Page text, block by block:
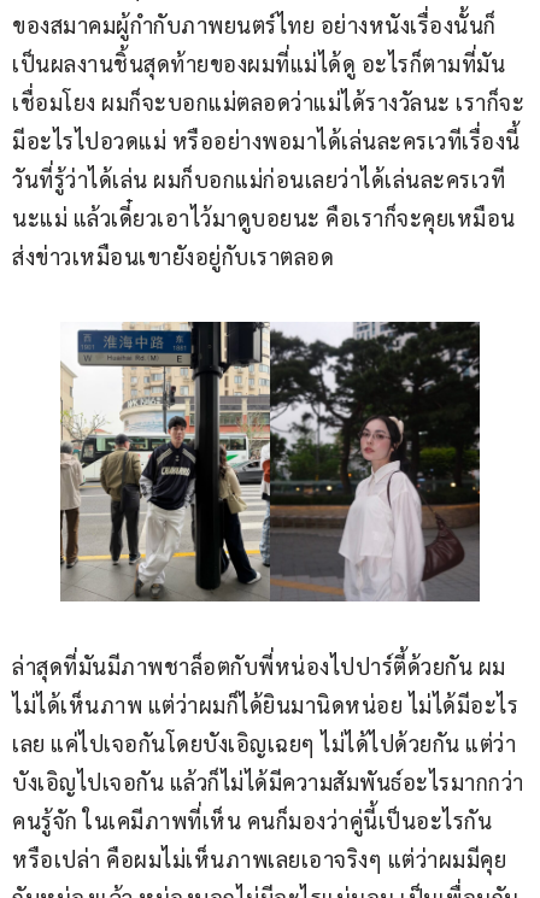
ของสมาคมผู้กำกับภาพยนตร์ไทย อย่างหนังเรื่องนั้นก็
เป็นผลงานชิ้นสุดท้ายของผมที่แม่ได้ดู อะไรก็ตามที่มัน
เชื่อมโยง ผมก็จะบอกแม่ตลอดว่าแม่ได้รางวัลนะ เราก็จะ
มีอะไรไปอวดแม่ หรืออย่างพอมาได้เล่นละครเวทีเรื่องนี้
วันที่รู้ว่าได้เล่น ผมก็บอกแม่ก่อนเลยว่าได้เล่นละครเวที
นะแม่ แล้วเดี๋ยวเอาไว้มาดูบอยนะ คือเราก็จะคุยเหมือน
ส่งข่าวเหมือนเขายังอยู่กับเราตลอด
ล่าสุดที่มันมีภาพชาล็อตกับพี่หน่องไปปาร์ตี้ด้วยกัน ผม
ไม่ได้เห็นภาพ แต่ว่าผมก็ได้ยินมานิดหน่อย ไม่ได้มีอะไร
เลย แค่ไปเจอกันโดยบังเอิญเฉยๆ ไม่ได้ไปด้วยกัน แต่ว่า
บังเอิญไปเจอกัน แล้วก็ไม่ได้มีความสัมพันธ์อะไรมากกว่า
คนรู้จัก ในเคมีภาพที่เห็น คนก็มองว่าคู่นี้เป็นอะไรกัน
หรือเปล่า คือผมไม่เห็นภาพเลยเอาจริงๆ แต่ว่าผมมีคุย